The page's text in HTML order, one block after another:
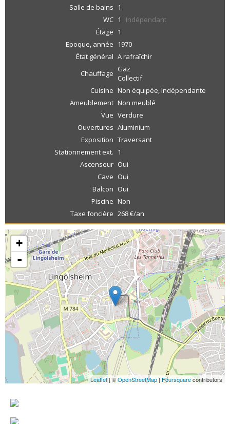
Salle de bains 1
WC 1 Indépendant
Étage 1
Epoque, année 1970
État général A rafraîchir
Chauffage Gaz
Collectif
Cuisine Non équipée, Indépendante
Ameublement Non meublé
Vue Verdure
Ouvertures Aluminium
Exposition Traversant
Stationnement ext. 1
Ascenseur Oui
Cave Oui
Balcon Oui
Piscine Non
Taxe foncière 268 €/an
+
-
Leaflet | ©OpenStreetMap | Foursquarecontributors